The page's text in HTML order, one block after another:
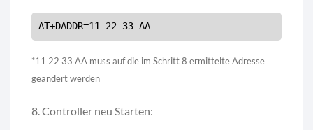
AT+DADDR=11 22 33 AA
*11 22 33 AA muss auf die im Schritt 8 ermittelte Adresse
geändert werden
8. Controller neu Starten: